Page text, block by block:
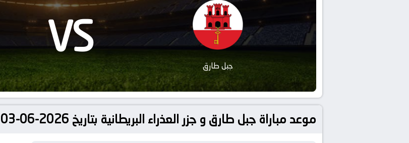
جبل طارق VS
موعد مباراة جبل طارق و جزر العذراء البريطانية بتاريخ 2026-06-03 كورة لايف | koora live